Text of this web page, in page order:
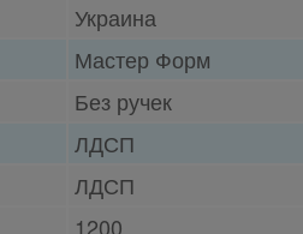
Украина
Мастер Форм
Без ручек
ЛДСП
ЛДСП
1200